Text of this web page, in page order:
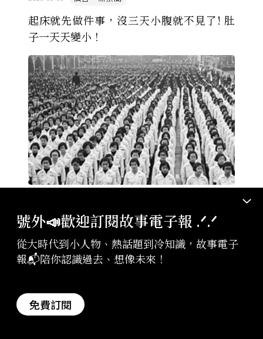
起床就先做件事，沒三天小腹就不見了! 肚
子一天天變小！
重返 1987：1 萬 3,935 天戒嚴後，我們才明
白自由不是天賦
收音機要申請執照，跳舞被禁止，頭髮長度也有官方
的日常。從1982年美國國會聽證，到 1987 年那道解
嚴令，這段歷 ...
號外📣歡迎訂閱故事電子報 .ᐟ‪‪.ᐟ
從大時代到小人物、熱話題到冷知識，故事電子
報📬陪你認識過去、想像未來！
免費訂閱